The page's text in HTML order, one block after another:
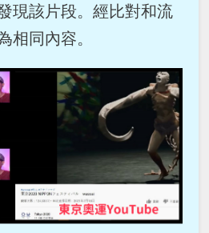
現該片段。經比對和流
相同內容。